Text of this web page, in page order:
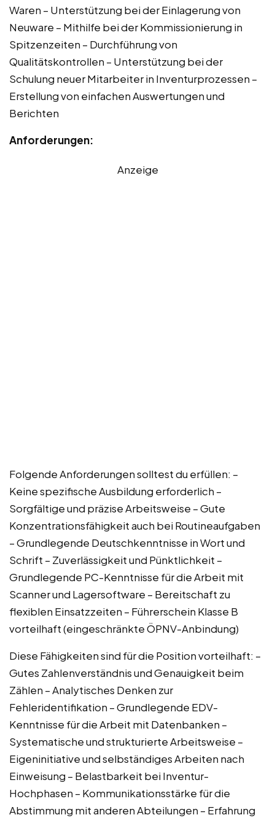
Waren – Unterstützung bei der Einlagerung von
Neuware – Mithilfe bei der Kommissionierung in
Spitzenzeiten – Durchführung von
Qualitätskontrollen – Unterstützung bei der
Schulung neuer Mitarbeiter in Inventurprozessen –
Erstellung von einfachen Auswertungen und
Berichten
Anforderungen:
Anzeige
Folgende Anforderungen solltest du erfüllen: –
Keine spezifische Ausbildung erforderlich –
Sorgfältige und präzise Arbeitsweise – Gute
Konzentrationsfähigkeit auch bei Routineaufgaben
– Grundlegende Deutschkenntnisse in Wort und
Schrift – Zuverlässigkeit und Pünktlichkeit –
Grundlegende PC-Kenntnisse für die Arbeit mit
Scanner und Lagersoftware – Bereitschaft zu
flexiblen Einsatzzeiten – Führerschein Klasse B
vorteilhaft (eingeschränkte ÖPNV-Anbindung)
Diese Fähigkeiten sind für die Position vorteilhaft: –
Gutes Zahlenverständnis und Genauigkeit beim
Zählen – Analytisches Denken zur
Fehleridentifikation – Grundlegende EDV-
Kenntnisse für die Arbeit mit Datenbanken –
Systematische und strukturierte Arbeitsweise –
Eigeninitiative und selbständiges Arbeiten nach
Einweisung – Belastbarkeit bei Inventur-
Hochphasen – Kommunikationsstärke für die
Abstimmung mit anderen Abteilungen – Erfahrung